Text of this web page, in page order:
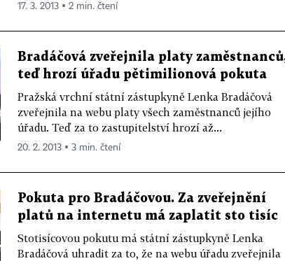
17. 3. 2013 ▪ 2 min. čtení
Bradáčová zveřejnila platy
teď hrozí úřadu pětimilionová pokuta
Pražská vrchní státní zástupkyně Lenka Bradáčová
zveřejnila na webu platy všech zaměstnanců jejího
úřadu. Teď za to zastupitelství hrozí až...
20. 2. 2013 ▪ 3 min. čtení
Pokuta pro Bradáčovou. Za zveřejnění
platů na internetu má zaplatit sto tisíc
Stotisícovou pokutu má státní zástupkyně Lenka
Bradáčová uhradit za to, že na webu úřadu zveřejnila